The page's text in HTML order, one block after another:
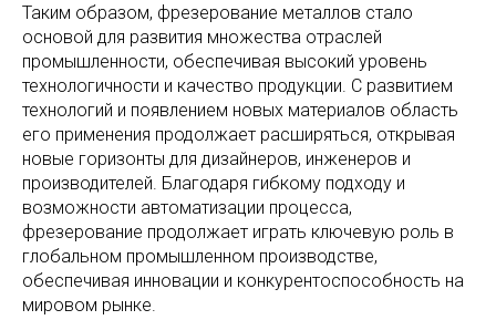
Таким образом, фрезерование металлов стало
основой для развития множества отраслей
промышленности, обеспечивая высокий уровень
технологичности и качество продукции. С развитием
технологий и появлением новых материалов область
его применения продолжает расширяться, открывая
новые горизонты для дизайнеров, инженеров и
производителей. Благодаря гибкому подходу и
возможности автоматизации процесса,
фрезерование продолжает играть ключевую роль в
глобальном промышленном производстве,
обеспечивая инновации и конкурентоспособность на
мировом рынке.